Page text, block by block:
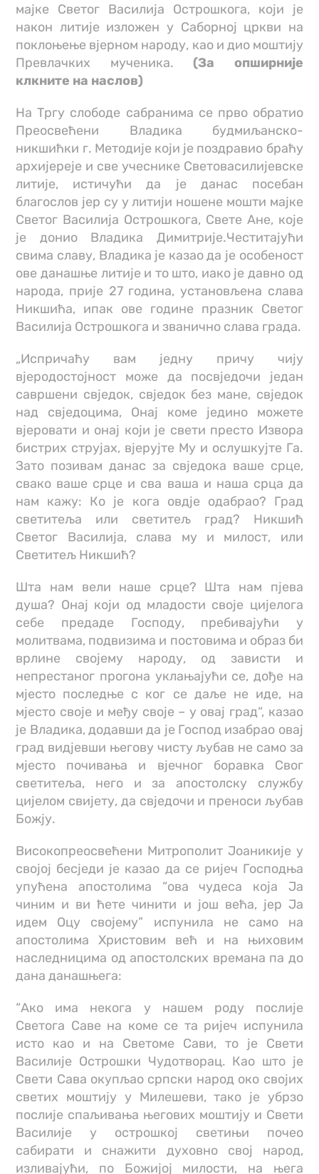
мајке Светог Василија Острошкога, који је
након литије изложен у Саборној цркви на
поклоњење вјерном народу, као и дио моштију
Превлачких мученика.(За опширније
клкните на наслов)
На Тргу слободе сабранима се прво обратио
Преосвећени Владика будмиљанско-
никшићки г. Методије који је поздравио браћу
архијереје и све учеснике Световасилијевске
литије, истичући да је данас посебан
благослов јер су у литији ношене мошти мајке
Светог Василија Острошкога, Свете Ане, које
је донио Владика Димитрије.Честитајући
свима славу, Владика је казао да је особеност
ове данашње литије и то што, иако је давно од
народа, прије 27 година, установљена слава
Никшића, ипак ове године празник Светог
Василија Острошкога и званично слава града.
„Испричаћу вам једну причу чију
вјеродостојност може да посвједочи један
савршени свједок, свједок без мане, свједок
над свједоцима, Онај коме једино можете
вјеровати и онај који је свети престо Извора
бистрих струјах, вјерујте Му и ослушкујте Га.
Зато позивам данас за свједока ваше срце,
свако ваше срце и сва ваша и наша срца да
нам кажу: Ко је кога овдје одабрао? Град
светитеља или светитељ град? Никшић
Светог Василија, слава му и милост, или
Светитељ Никшић?
Шта нам вели наше срце? Шта нам пјева
душа? Онај који од младости своје цијелога
себе предаде Господу, пребивајући у
молитвама, подвизима и постовима и образ би
врлине својему народу, од зависти и
непрестаног прогона уклањајући се, дође на
мјесто последње с ког се даље не иде, на
мјесто своје и међу своје – у овај град“, казао
је Владика, додавши да је Господ изабрао овај
град видјевши његову чисту љубав не само за
мјесто почивања и вјечног боравка Свог
светитеља, него и за апостолску службу
цијелом свијету, да свједочи и преноси љубав
Божју.
Високопреосвећени Митрополит Јоаникије у
својој бесједи је казао да се ријеч Господња
упућена апостолима “ова чудеса која Ја
чиним и ви ћете чинити и још већа, јер Ја
идем Оцу својему” испунила не само на
апостолима Христовим већ и на њиховим
наследницима од апостолских времана па до
дана данашњега:
“Ако има некога у нашем роду послије
Светога Саве на коме се та ријеч испунила
исто као и на Светоме Сави, то је Свети
Василије Острошки Чудотворац. Као што је
Свети Сава окупљао српски народ око својих
светих моштију у Милешеви, тако је убрзо
послије спаљивања његових моштију и Свети
Василије у острошкој светињи почео
сабирати и снажити духовно свој народ,
изливајући, по Божијој милости, на њега